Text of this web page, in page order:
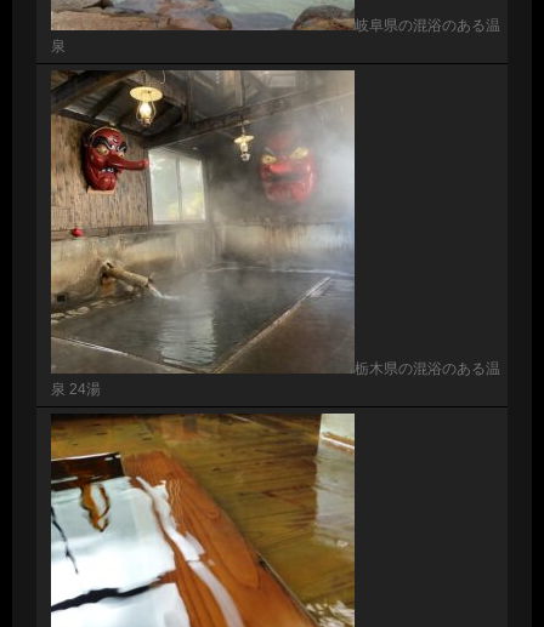
岐阜県の混浴のある温
泉
栃木県の混浴のある温
泉 24湯